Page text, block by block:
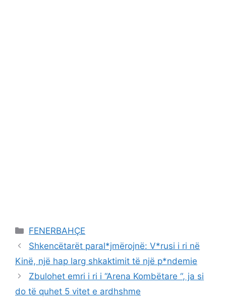
Categories
FENERBAHÇE
Shkencëtarët paral*jmërojnë: V*rusi i ri në
Kinë, një hap larg shkaktimit të një p*ndemie
Zbulohet emri i ri i “Arena Kombëtare “, ja si
do të quhet 5 vitet e ardhshme